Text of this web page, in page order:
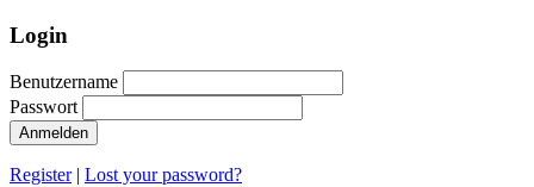
Login
Benutzername
Passwort
Anmelden
Register| Lost your password?